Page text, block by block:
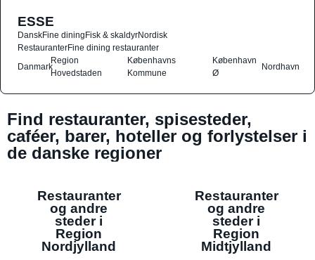
ESSE
DanskFine diningFisk & skaldyrNordisk
RestauranterFine dining restauranter
Danmark
Region
Hovedstaden
Københavns
Kommune
København
Ø
Nordhavn
Find restauranter, spisesteder,
caféer, barer, hoteller og forlystelser i
de danske regioner
Restauranter
og andre
steder i
Region
Nordjylland
Restauranter
og andre
steder i
Region
Midtjylland